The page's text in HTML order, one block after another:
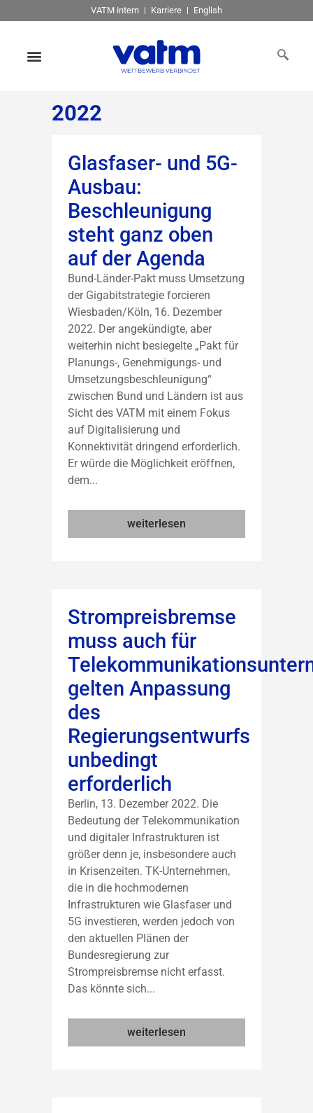
VATM intern Karriere English
2022
Glasfaser- und 5G-
Ausbau:
Beschleunigung
steht ganz oben
auf der Agenda
Bund-Länder-Pakt muss Umsetzung
der Gigabitstrategie forcieren
Wiesbaden/Köln, 16. Dezember
2022. Der angekündigte, aber
weiterhin nicht besiegelte „Pakt für
Planungs-, Genehmigungs- und
Umsetzungsbeschleunigung“
zwischen Bund und Ländern ist aus
Sicht des VATM mit einem Fokus
auf Digitalisierung und
Konnektivität dringend erforderlich.
Er würde die Möglichkeit eröffnen,
dem...
weiterlesen
Strompreisbremse
muss auch für
gelten Anpassung
des
Regierungsentwurfs
unbedingt
erforderlich
Berlin, 13. Dezember 2022. Die
Bedeutung der Telekommunikation
und digitaler Infrastrukturen ist
größer denn je, insbesondere auch
in Krisenzeiten. TK-Unternehmen,
die in die hochmodernen
Infrastrukturen wie Glasfaser und
5G investieren, werden jedoch von
den aktuellen Plänen der
Bundesregierung zur
Strompreisbremse nicht erfasst.
Das könnte sich...
weiterlesen